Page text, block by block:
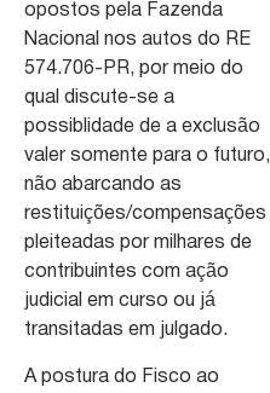
opostos pela Fazenda
Nacional nos autos do RE
574.706-PR, por meio do
qual discute-se a
possiblidade de a exclusão
valer somente para o futuro,
não abarcando as
restituições/compensações
pleiteadas por milhares de
contribuintes com ação
judicial em curso ou já
transitadas em julgado.
A postura do Fisco ao